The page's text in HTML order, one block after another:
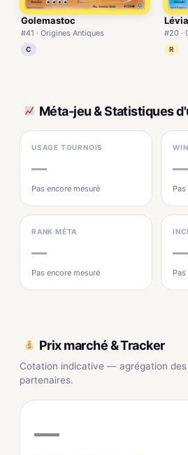
Golemastoc
#41 · Origines Antiques
C
#20 ·
R
Méta-jeu & Statistiques
USAGE TOURNOIS
—
Pas encore mesuré
—
RANK MÉTA
—
Pas encore mesuré
—
Prix marché & Tracker
Cotation indicative — agrégation
partenaires.
—